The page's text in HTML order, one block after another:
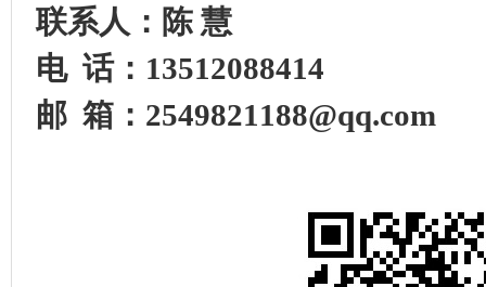
联系人：陈 慧
电 话： 13512088414
邮 箱： 2549821188@qq.com